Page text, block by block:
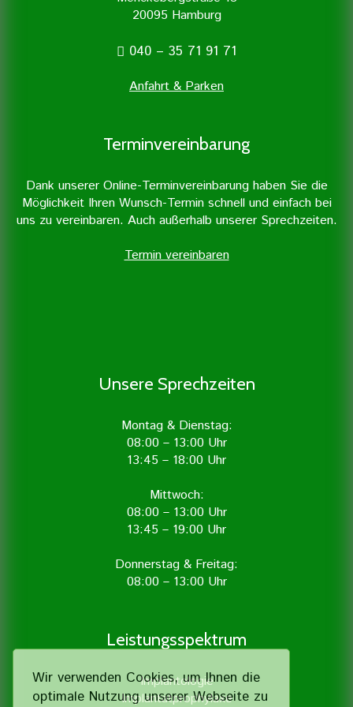
Wir verwenden Cookies, um Ihnen die
optimale Nutzung unserer Webseite zu
20095 Hamburg
040 – 35 71 91 71
Anfahrt & Parken
Terminvereinbarung
Dank unserer Online-Terminvereinbarung haben Sie die
Möglichkeit Ihren Wunsch-Termin schnell und einfach bei
uns zu vereinbaren. Auch außerhalb unserer Sprechzeiten.
Termin vereinbaren
Unsere Sprechzeiten
Montag & Dienstag:
08:00 – 13:00 Uhr
13:45 – 18:00 Uhr
Mittwoch:
08:00 – 13:00 Uhr
13:45 – 19:00 Uhr
Donnerstag & Freitag:
08:00 – 13:00 Uhr
Leistungsspektrum
Implantologie
Implantatprophylaxe